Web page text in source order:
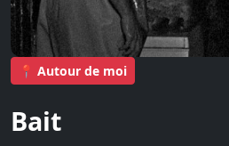
📍 Autour de moi
Bait